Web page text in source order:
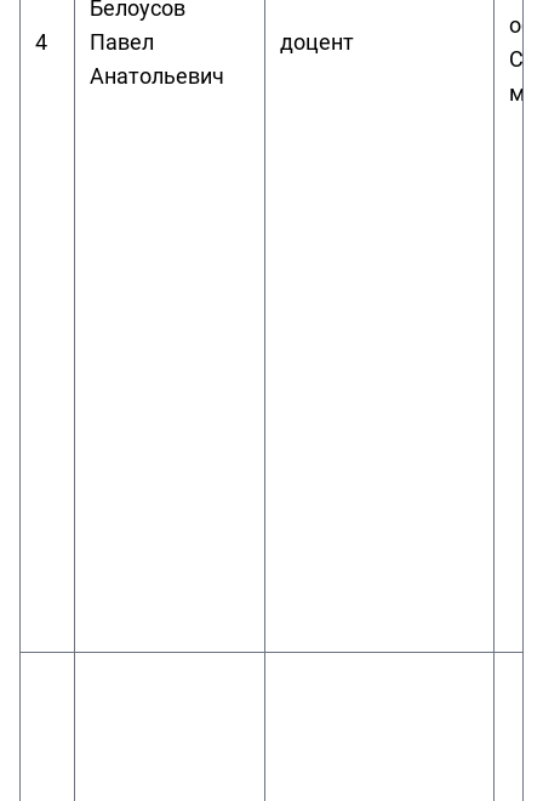
4
Белоусов
Павел
Анатольевич
доцент